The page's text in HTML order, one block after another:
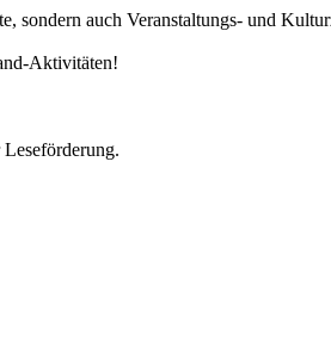
sondern auch Veranstaltungs- und
Aktivitäten!